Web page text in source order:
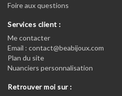
Foire aux questions
Services client :
Me contacter
Email : contact@beabijoux.com
Plan du site
Nuanciers personnalisation
Retrouver moi sur :